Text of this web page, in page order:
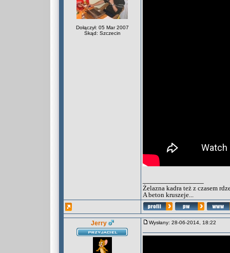
Dołączył: 05 Mar 2007
Skąd: Szczecin
Żelazna kadra też z czasem
A beton kruszeje...
Jerry Wysłany: 28-06-2014, 18:22